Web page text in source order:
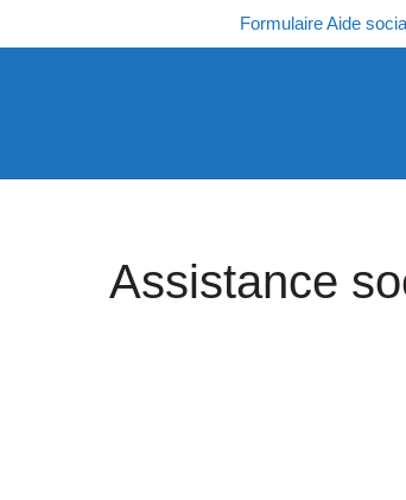
au
Formulaire Aide
Assistance